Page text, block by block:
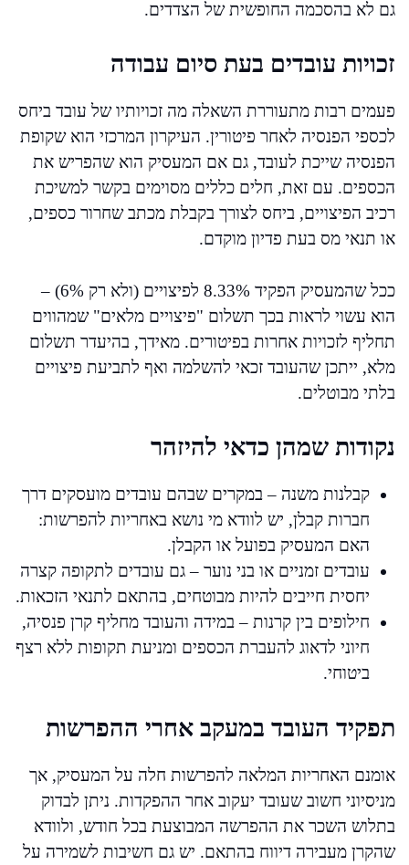
גם לא בהסכמה החופשית של הצדדים.
זכויות עובדים בעת סיום עבודה
פעמים רבות מתעוררת השאלה מה זכויותיו של עובד ביחס
לכספי הפנסיה לאחר פיטורין. העיקרון המרכזי הוא שקופת
הפנסיה שייכת לעובד, גם אם המעסיק הוא שהפריש את
הכספים. עם זאת, חלים כללים מסוימים בקשר למשיכת
רכיב הפיצויים, ביחס לצורך בקבלת מכתב שחרור כספים,
או תנאי מס בעת פדיון מוקדם.
ככל שהמעסיק הפקיד 8.33% לפיצויים (ולא רק 6%) –
הוא עשוי לראות בכך תשלום "פיצויים מלאים" שמהווים
תחליף לזכויות אחרות בפיטורים. מאידך, בהיעדר תשלום
מלא, ייתכן שהעובד זכאי להשלמה ואף לתביעת פיצויים
בלתי מבוטלים.
נקודות שמהן כדאי להיזהר
קבלנות משנה – במקרים שבהם עובדים מועסקים דרך
חברות קבלן, יש לוודא מי נושא באחריות להפרשות:
האם המעסיק בפועל או הקבלן.
עובדים זמניים או בני נוער – גם עובדים לתקופה קצרה
יחסית חייבים להיות מבוטחים, בהתאם לתנאי הזכאות.
חילופים בין קרנות – במידה והעובד מחליף קרן פנסיה,
חיוני לדאוג להעברת הכספים ומניעת תקופות ללא רצף
ביטוחי.
תפקיד העובד במעקב אחרי ההפרשות
אומנם האחריות המלאה להפרשות חלה על המעסיק, אך
מניסיוני חשוב שעובד יעקוב אחר ההפקדות. ניתן לבדוק
בתלוש השכר את ההפרשה המבוצעת בכל חודש, ולוודא
שהקרן מעבירה דיווח בהתאם. יש גם חשיבות לשמירה על